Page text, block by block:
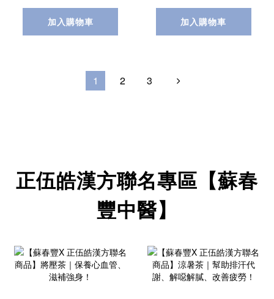
加入購物車 加入購物車
1 2 3
正伍皓漢方聯名專區【蘇春
豐中醫】